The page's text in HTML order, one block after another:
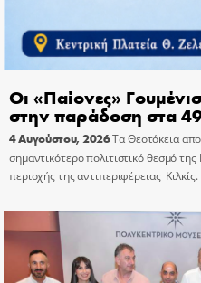
Οι «Παίονες»
στην παράδοση στα
4 Αυγούστου, 2026Τα Θεοτόκεια
σημαντικότερο πολιτιστικό θεσμό
περιοχής της αντιπεριφέρειας